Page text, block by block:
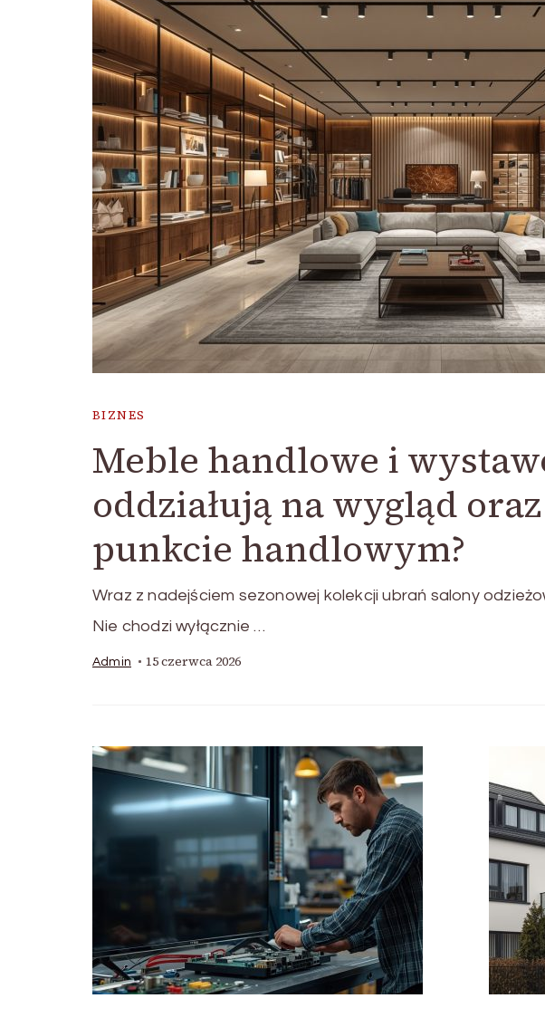
BIZNES
Meble handlowe i
oddziałują na wygląd
punkcie handlowym?
Wraz z nadejściem sezonowej kolekcji ubrań salony
Nie chodzi wyłącznie …
Admin 15 czerwca 2026